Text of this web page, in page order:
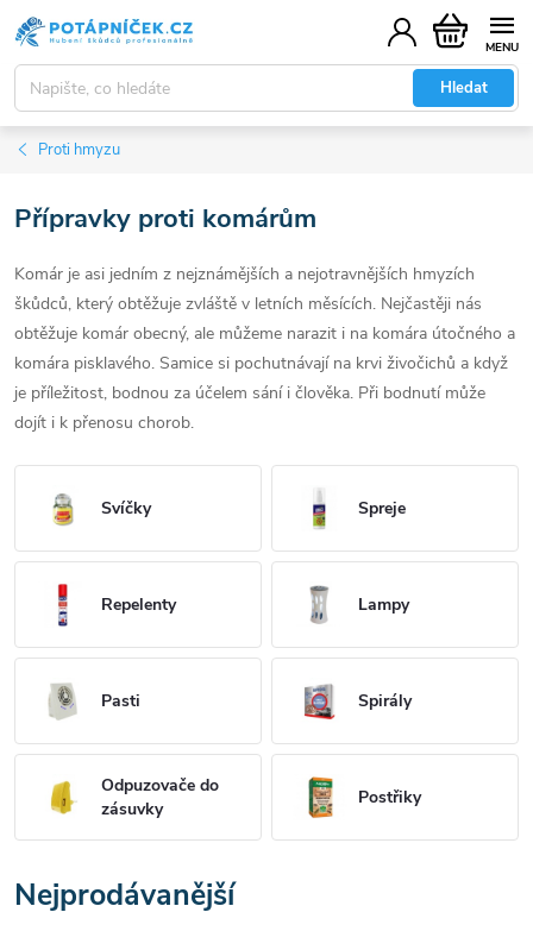
Přejít
na
obsah
Hledat
Nákupní
košík
Proti hmyzu
Přípravky proti komárům
Komár je asi jedním z nejznámějších a nejotravnějších hmyzích
škůdců, který obtěžuje zvláště v letních měsících. Nejčastěji nás
obtěžuje komár obecný, ale můžeme narazit i na komára útočného a
komára pisklavého. Samice si pochutnávají na krvi živočichů a když
je příležitost, bodnou za účelem sání i člověka. Při bodnutí může
dojít i k přenosu chorob.
Svíčky Spreje
Repelenty Lampy
Pasti Spirály
Odpuzovače do
zásuvky
Postřiky
Nejprodávanější